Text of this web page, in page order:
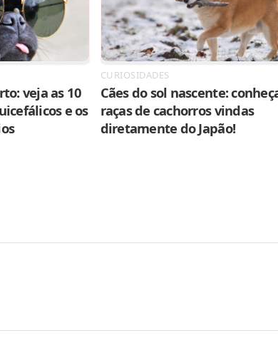
veja as 10
e os
CURIOSIDADES
Cães do sol nascente:
raças de cachorros vindas
diretamente do Japão!